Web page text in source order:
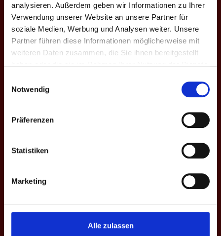
analysieren. Außerdem geben wir Informationen zu Ihrer
Verwendung unserer Website an unsere Partner für
soziale Medien, Werbung und Analysen weiter. Unsere
Partner führen diese Informationen möglicherweise mit
weiteren Daten zusammen, die Sie ihnen bereitgestellt
Notwendig
Präferenzen
Statistiken
Marketing
Alle zulassen
Philipp ⎮ ⎮● ●● ●● ●● ⎮⎮ ● ⎮● ●● ●⎮ ●● ⎮● ●
Jan ●⎮ ● ● ⎮● ⎮● ⎮⎮ ● ●● ●● ●⎮ ●● ●●
Philipp 63% 10/16
⎮ ●⎮
Jan ⎮●
G3
10/18
⎮⎮
Jan ⎮● ⎮● ●● ⎮● ●● ⎮● ●● ⎮⎮● ●